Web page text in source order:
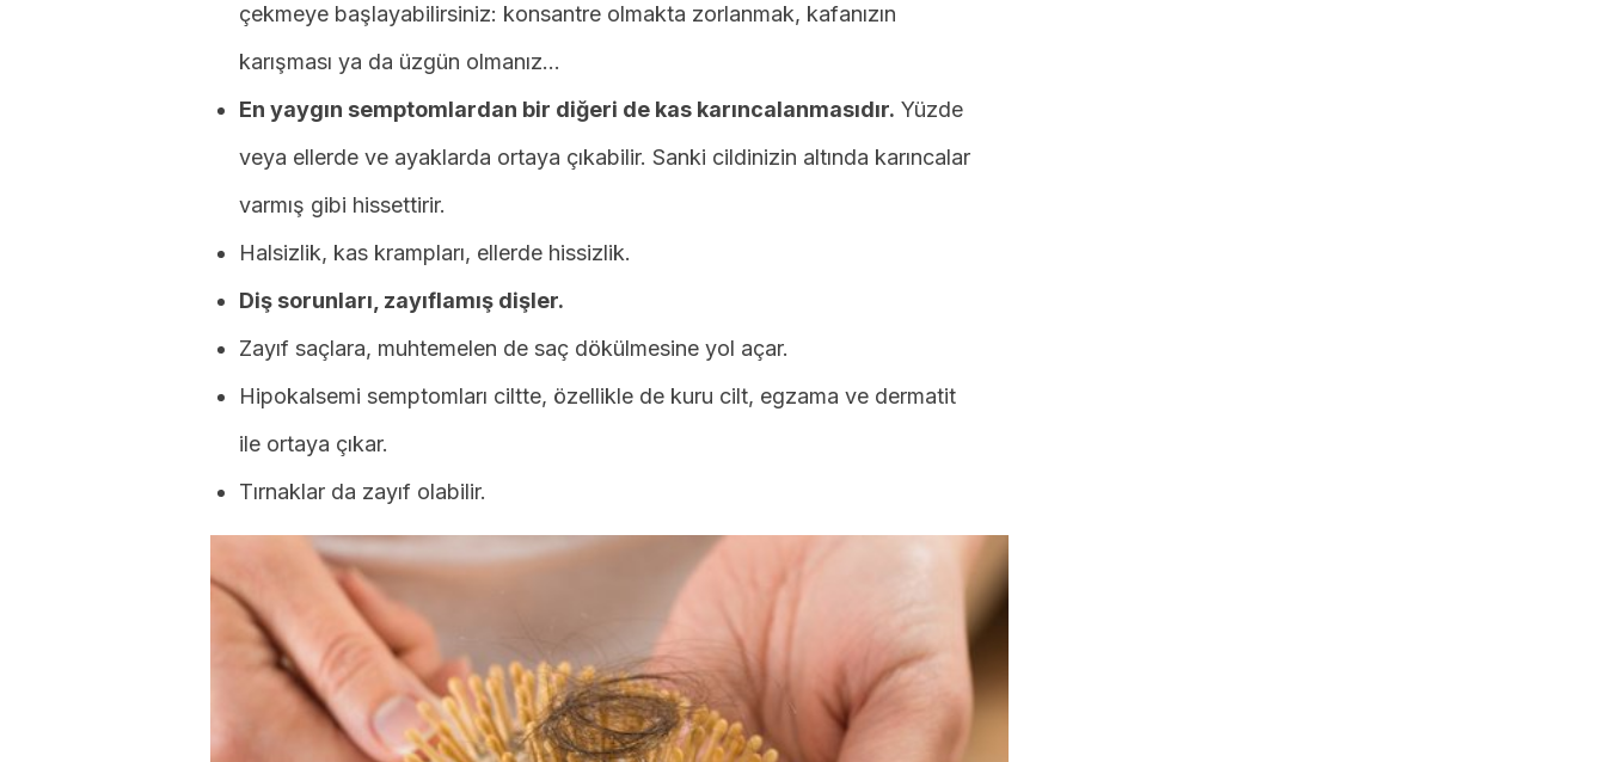
çekmeye başlayabilirsiniz: konsantre olmakta zorlanmak, kafanızın
karışması ya da üzgün olmanız…
En yaygın semptomlardan bir diğeri de kas karıncalanmasıdır. Yüzde
veya ellerde ve ayaklarda ortaya çıkabilir. Sanki cildinizin altında karıncalar
varmış gibi hissettirir.
Halsizlik, kas krampları, ellerde hissizlik.
Diş sorunları, zayıflamış dişler.
Zayıf saçlara, muhtemelen de saç dökülmesine yol açar.
Hipokalsemi semptomları ciltte, özellikle de kuru cilt, egzama ve dermatit
ile ortaya çıkar.
Tırnaklar da zayıf olabilir.